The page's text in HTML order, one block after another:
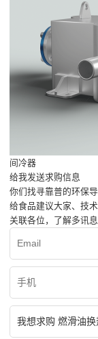
间冷器
给我发送求购信息
你们找寻靠普的环保
给食品建议大家、技
关联各位，了解多讯息